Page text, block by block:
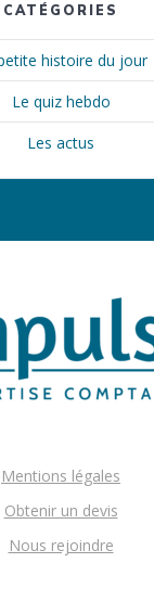
CATÉGORIES
histoire du jour
Le quiz hebdo
Les actus
Mentions légales
Obtenir un devis
Nous rejoindre